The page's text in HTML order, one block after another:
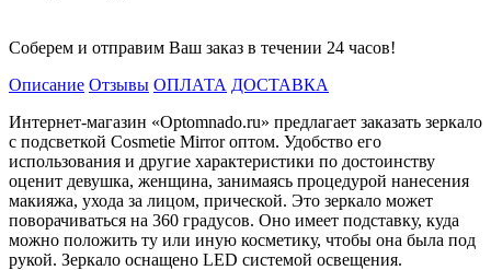
Соберем и отправим Ваш заказ в течении 24 часов!
Описание Отзывы ОПЛАТА ДОСТАВКА
Интернет-магазин «Optomnado.ru» предлагает заказать зеркало
с подсветкой Cosmetie Mirror оптом. Удобство его
использования и другие характеристики по достоинству
оценит девушка, женщина, занимаясь процедурой нанесения
макияжа, ухода за лицом, прической. Это зеркало может
поворачиваться на 360 градусов. Оно имеет подставку, куда
можно положить ту или иную косметику, чтобы она была под
рукой. Зеркало оснащено LED системой освещения.